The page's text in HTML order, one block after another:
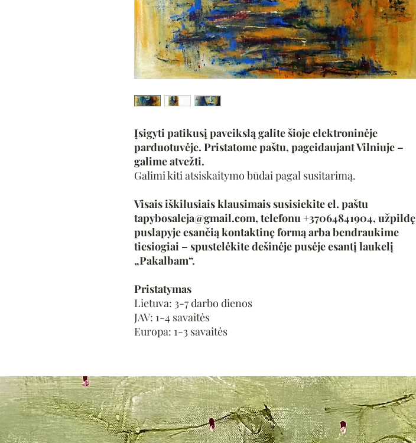
Įsigyti patikusį paveikslą galite šioje elektroninėje
parduotuvėje. Pristatome paštu, pageidaujant Vilniuje –
galime atvežti.
Galimi kiti atsiskaitymo būdai pagal susitarimą.
Visais iškilusiais klausimais susisiekite el. paštu
tapybosaleja@gmail.com, telefonu +37064841904, užpildę
puslapyje esančią kontaktinę formą arba bendraukime
tiesiogiai – spustelėkite dešinėje pusėje esantį laukelį
„Pakalbam“.
Pristatymas
Lietuva: 3-7 darbo dienos
JAV: 1-4 savaitės
Europa: 1-3 savaitės